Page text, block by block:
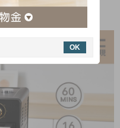
槽、集屑盤、取盤夾
OK